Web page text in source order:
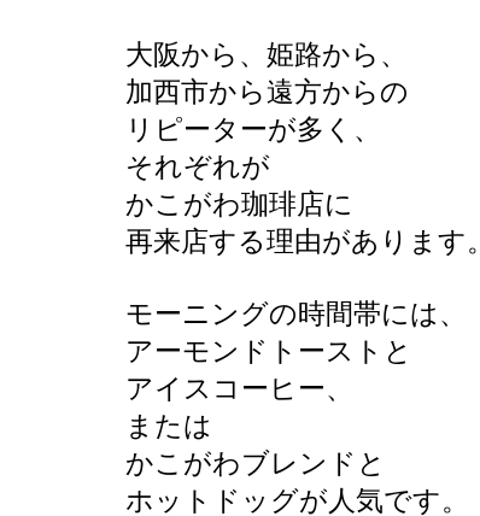
大阪から、姫路から、
加西市から遠方からの
リピーターが多く、
それぞれが
かこがわ珈琲店に
再来店する理由があります。
モーニングの時間帯には、
アーモンドトーストと
アイスコーヒー、
または
かこがわブレンドと
ホットドッグが人気です。